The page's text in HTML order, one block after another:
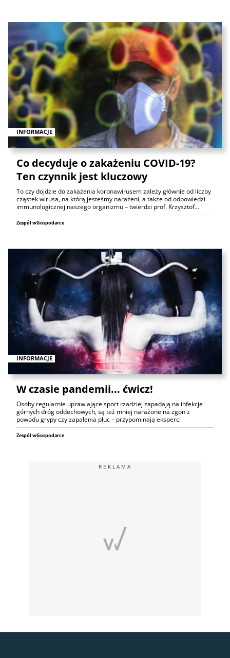
INFORMACJE
Co decyduje o zakażeniu COVID-19?
Ten czynnik jest kluczowy
To czy dojdzie do zakażenia koronawirusem zależy głównie od liczby
cząstek wirusa, na którą jesteśmy narażeni, a także od odpowiedzi
immunologicznej naszego organizmu – twierdzi prof. Krzysztof…
Zespół wGospodarce
INFORMACJE
W czasie pandemii... ćwicz!
Osoby regularnie uprawiające sport rzadziej zapadają na infekcje
górnych dróg oddechowych, są też mniej narażone na zgon z
powodu grypy czy zapalenia płuc – przypominają eksperci
Zespół wGospodarce
REKLAMA